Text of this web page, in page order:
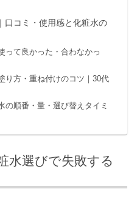
口コミ・使用感と化粧水の
って良かった・合わなかっ
り方・重ね付けのコツ｜30代
の順番・量・選び替えタイミ
水選びで失敗する